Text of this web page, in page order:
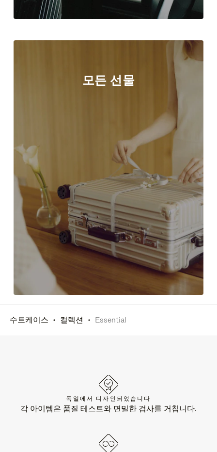
모든 선물
수트케이스 컬렉션 Essential
독일에서 디자인되었습니다
각 아이템은 품질 테스트와 면밀한 검사를 거칩니다.